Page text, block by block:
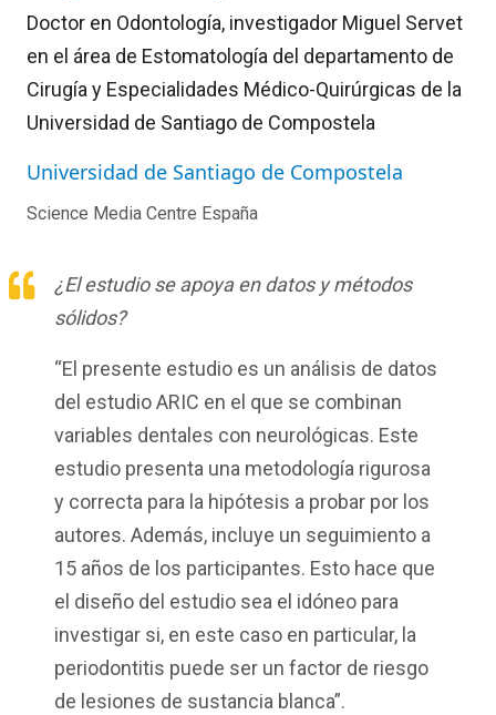
Doctor en Odontología, investigador Miguel Servet
en el área de Estomatología del departamento de
Cirugía y Especialidades Médico-Quirúrgicas de la
Universidad de Santiago de Compostela
Universidad de Santiago de Compostela
Science Media Centre España
¿El estudio se apoya en datos y métodos
sólidos?
“El presente estudio es un análisis de datos
del estudio ARIC en el que se combinan
variables dentales con neurológicas. Este
estudio presenta una metodología rigurosa
y correcta para la hipótesis a probar por los
autores. Además, incluye un seguimiento a
15 años de los participantes. Esto hace que
el diseño del estudio sea el idóneo para
investigar si, en este caso en particular, la
periodontitis puede ser un factor de riesgo
de lesiones de sustancia blanca”.